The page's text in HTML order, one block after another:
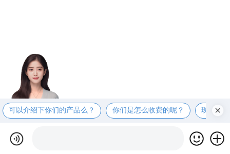
可以介绍下你们的产品么？ 你们是怎么收费的呢？ 现在有